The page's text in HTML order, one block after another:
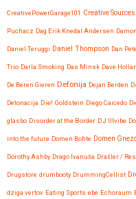
CreativePowerGarage101 Creative Sources
Puchacz Dag Erik Knedal Andersen
Daniel Teruggi Daniel Thompson Dan
Trio Darla Smoking Das Minsk Dave
De Beren Gieren Defonija Dejan Berden
Detonacija Die! Goldstein Diego Caicedo
glasbo Disorder at the Border DJ Illvibe
into the future Domen Bohte Domen
Dorothy Ashby Drago Ivanuša Drašler /
Drugstore drumbooty DrummingCellist
dziga vertov Eating Sports ebe Echoraum